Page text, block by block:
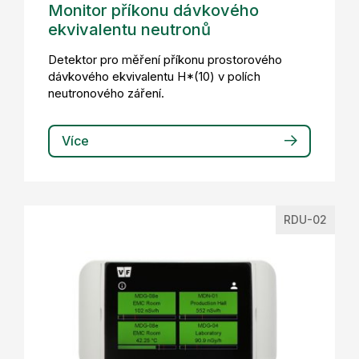
Monitor příkonu dávkového
ekvivalentu neutronů
Detektor pro měření příkonu prostorového
dávkového ekvivalentu H*(10) v polích
neutronového záření.
Více
RDU-02